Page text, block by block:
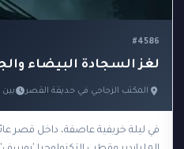
#4586
لغز السجادة البيضاء
المكتب الزجاجي في حديقة القصر بين
في ليلة خريفية عاصفة، داخل قصر